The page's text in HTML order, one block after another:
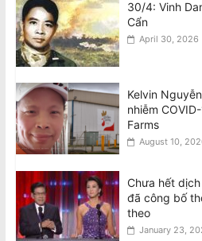
30/4: Vinh
Cẩn
April 30, 2026
Kelvin
nhiễm
Farms
August 10,
Chưa hết
đã công bố
theo
January 23,